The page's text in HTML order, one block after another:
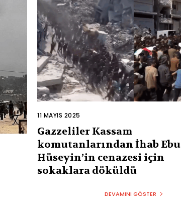
11 MAYIS 2025
Gazzeliler Kassam
komutanlarından İhab Ebu
Hüseyin’in cenazesi için
sokaklara döküldü
DEVAMINI GÖSTER